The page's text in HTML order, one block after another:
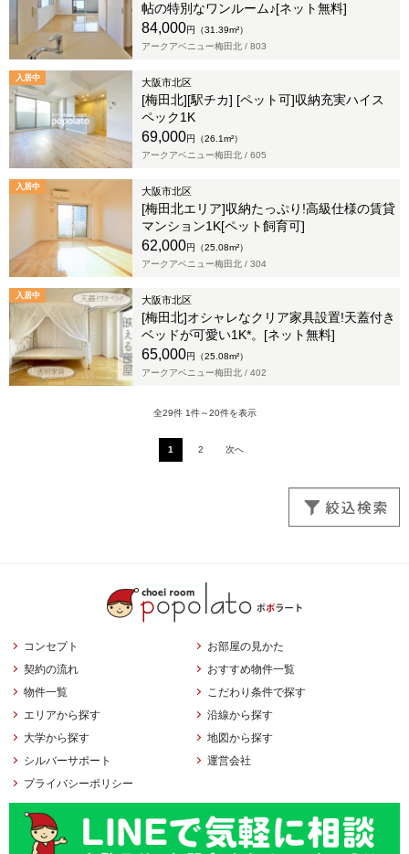
帖の特別なワンルーム♪[ネット無料]
84,000円（31.39m²）
アークアベニュー梅田北 / 803
入居中 大阪市北区
[梅田北][駅チカ] [ペット可]収納充実ハイス
ペック1K
69,000円（26.1m²）
アークアベニュー梅田北 / 605
入居中 大阪市北区
[梅田北エリア]収納たっぷり!高級仕様の賃貸
マンション1K[ペット飼育可]
62,000円（25.08m²）
アークアベニュー梅田北 / 304
入居中 大阪市北区
[梅田北]オシャレなクリア家具設置!天蓋付き
ベッドが可愛い1K*。[ネット無料]
65,000円（25.08m²）
アークアベニュー梅田北 / 402
全29件 1件～20件を表示
1 2 次へ
コンセプト
お部屋の見かた
契約の流れ
おすすめ物件一覧
物件一覧
こだわり条件で探す
エリアから探す
沿線から探す
大学から探す
地図から探す
シルバーサポート
運営会社
プライバシーポリシー